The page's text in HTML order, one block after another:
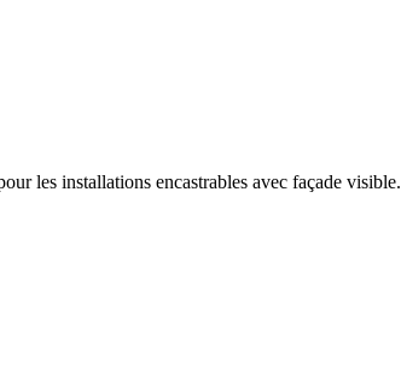
les installations encastrables avec façade visible.